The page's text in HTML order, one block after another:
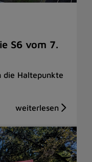
S6 vom 7.
die Haltepunkte